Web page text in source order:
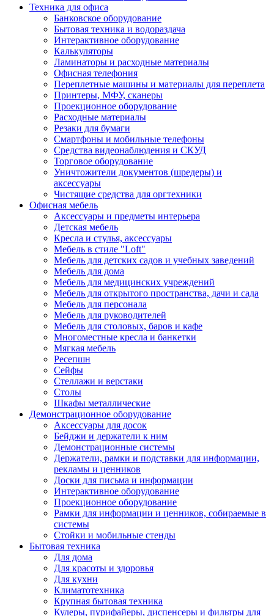
Техника для офиса
Банковское оборудование
Бытовая техника и водораздача
Интерактивное оборудование
Калькуляторы
Ламинаторы и расходные материалы
Офисная телефония
Переплетные машины и материалы для переплета
Принтеры, МФУ, сканеры
Проекционное оборудование
Расходные материалы
Резаки для бумаги
Смартфоны и мобильные телефоны
Средства видеонаблюдения и СКУД
Торговое оборудование
Уничтожители документов (шредеры) и
аксессуары
Чистящие средства для оргтехники
Офисная мебель
Аксессуары и предметы интерьера
Детская мебель
Кресла и стулья, аксессуары
Мебель в стиле "Loft"
Мебель для детских садов и учебных заведений
Мебель для дома
Мебель для медицинских учреждений
Мебель для открытого пространства, дачи и сада
Мебель для персонала
Мебель для руководителей
Мебель для столовых, баров и кафе
Многоместные кресла и банкетки
Мягкая мебель
Ресепшн
Сейфы
Стеллажи и верстаки
Столы
Шкафы металлические
Демонстрационное оборудование
Аксессуары для досок
Бейджи и держатели к ним
Демонстрационные системы
Держатели, рамки и подставки для информации,
рекламы и ценников
Доски для письма и информации
Интерактивное оборудование
Проекционное оборудование
Рамки для информации и ценников, собираемые в
системы
Стойки и мобильные стенды
Бытовая техника
Для дома
Для красоты и здоровья
Для кухни
Климатотехника
Крупная бытовая техника
Кулеры, пурифайеры, диспенсеры и фильтры для